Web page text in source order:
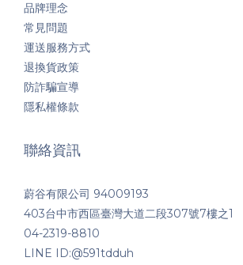
品牌理念
常見問題
運送服務方式
退換貨政策
防詐騙宣導
隱私權條款
聯絡資訊
蔚谷有限公司 94009193
403台中市西區臺灣大道二段307號7樓之1
04-2319-8810
LINE ID:@591tdduh